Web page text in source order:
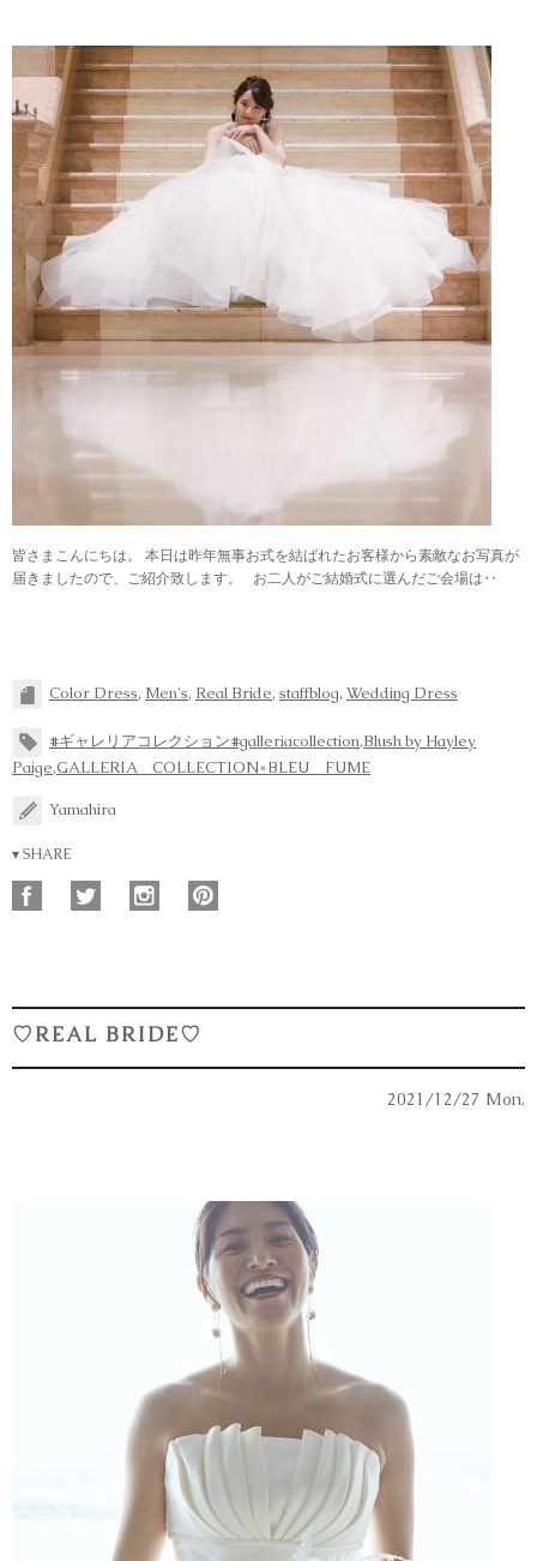
皆さまこんにちは。 本日は昨年無事お式を結ばれたお客様から素敵なお写真が
届きましたので、ご紹介致します。 お二人がご結婚式に選んだご会場は‥
Color Dress, Men's, Real Bride, staffblog, Wedding Dress
#ギャレリアコレクション#galleriacollection,Blush by Hayley
Paige,GALLERIA COLLECTION×BLEU FUME
Yamahira
▾ SHARE
♡REAL BRIDE♡
2021/12/27 Mon.